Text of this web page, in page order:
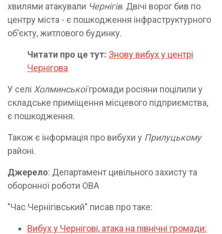
хвилями атакували Чернігів. Двічі ворог бив по
центру міста - є пошкодження інфраструктурного
обʼєкту, житлового будинку.
Читати про це тут: Знову вибух у центрі
Чернігова
У селі Холминськоїгромади росіяни поцілили у
складське приміщення місцевого підприємства,
є пошкодження.
Також є інформація про вибухи у Прилуцькому
районі.
Джерело: Департамент цивільного захисту та
оборонної роботи ОВА
"Час Чернігівський" писав про таке:
Вибух у Чернігові, атака на північні громади: